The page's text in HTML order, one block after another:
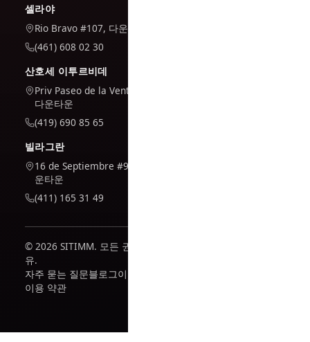
셀라야
Rio Bravo #107, 다운타운
(461) 608 02 30
산호세 이투르비데
Priv Paseo de la Venta #7,
다운타운
(419) 690 85 65
빌라그란
16 de Septiembre #909, 다
운타운
(411) 165 31 49
© 2026 SITIMM. 모든 권리 보
유.
자주 묻는 질문블로그이벤트
이용 약관